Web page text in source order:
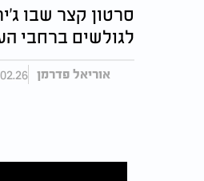
סרטון קצר שבו
לגולשים ברחבי
אוריאל פדרמן 02.02.26 ט"ו